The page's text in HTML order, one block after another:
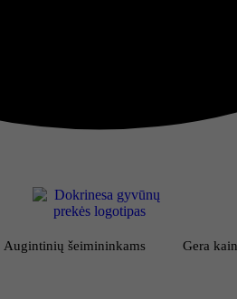
Augintinių šeimininkams Gera